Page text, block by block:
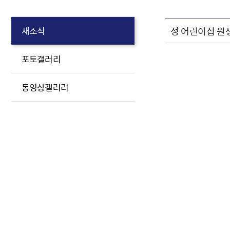
새소식
포토갤러리
동영상갤러리
정 어린이집 원